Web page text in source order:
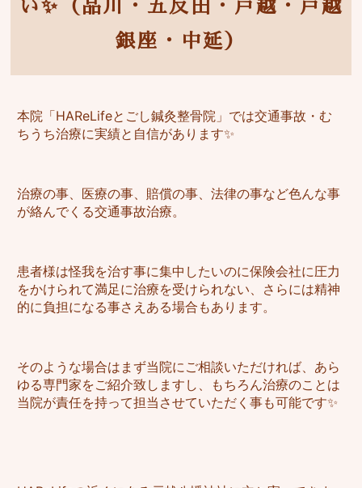
い✨（品川・五反田・戸越・戸越
銀座・中延）
本院「HAReLifeとごし鍼灸整骨院」では交通事故・む
ちうち治療に実績と自信があります✨
治療の事、医療の事、賠償の事、法律の事など色んな事
が絡んでくる交通事故治療。
患者様は怪我を治す事に集中したいのに保険会社に圧力
をかけられて満足に治療を受けられない、さらには精神
的に負担になる事さえある場合もあります。
そのような場合はまず当院にご相談いただければ、あら
ゆる専門家をご紹介致しますし、もちろん治療のことは
当院が責任を持って担当させていただく事も可能です✨